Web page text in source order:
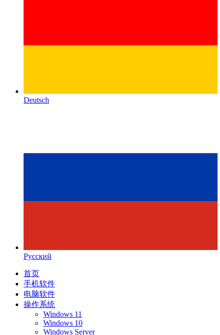
Deutsch
Русский
首页
手机软件
电脑软件
操作系统
Windows 11
Windows 10
Windows Server